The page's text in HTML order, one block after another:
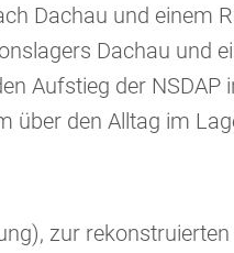
Dachau und einem
Dachau und
Aufstieg der NSDAP
über den Alltag im
zur